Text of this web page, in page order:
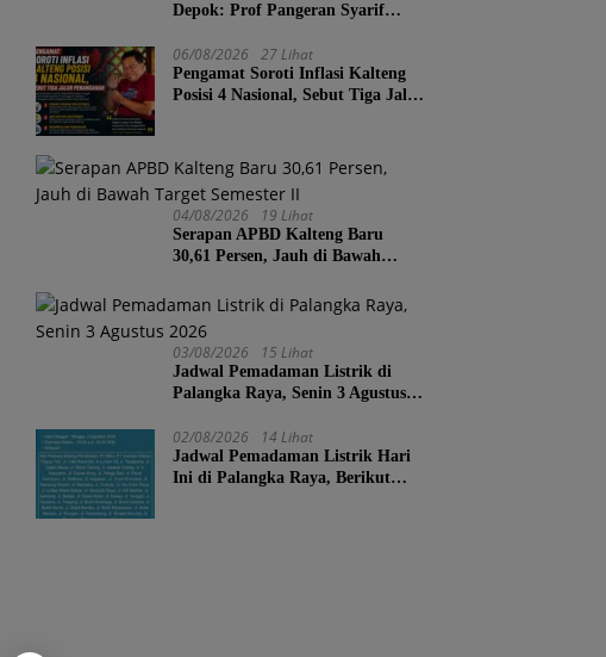
Depok: Prof Pangeran Syarif
Satu Kader yang Sangat Layak
Menjadi Calon Ketua Umum
Rabitah Alawiyah
06/08/2026 27 Lihat
Pengamat Soroti Inflasi Kalteng
Posisi 4 Nasional, Sebut Tiga Jalur
04/08/2026 19 Lihat
Serapan APBD Kalteng Baru
30,61 Persen, Jauh di Bawah
03/08/2026 15 Lihat
Jadwal Pemadaman Listrik di
Palangka Raya, Senin 3 Agustus
02/08/2026 14 Lihat
Jadwal Pemadaman Listrik Hari
Ini di Palangka Raya, Berikut